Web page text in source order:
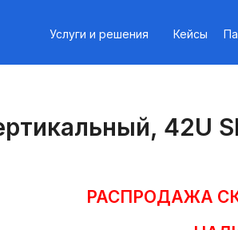
Услуги и решения Кейсы
42U
РАСПРОДАЖА